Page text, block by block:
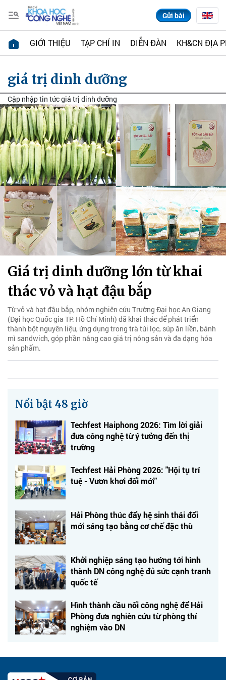
Gửi bài
GIỚI THIỆU TẠP CHÍ IN DIỄN ĐÀN KH&CN ĐỊA
giá trị dinh dưỡng
Cập nhập tin tức giá trị dinh dưỡng
Giá trị dinh dưỡng lớn từ khai
thác vỏ và hạt đậu bắp
Từ vỏ và hạt đậu bắp, nhóm nghiên cứu Trường Đại học An Giang
(Đại học Quốc gia TP. Hồ Chí Minh) đã khai thác để phát triển
thành bột nguyên liệu, ứng dụng trong trà túi lọc, súp ăn liền, bánh
mì sandwich, góp phần nâng cao giá trị nông sản và đa dạng hóa
sản phẩm.
Nổi bật 48 giờ
Techfest Haiphong 2026: Tìm lời giải
đưa công nghệ từ ý tưởng đến thị
trường
Techfest Hải Phòng 2026: "Hội tụ trí
tuệ - Vươn khơi đổi mới"
Hải Phòng thúc đẩy hệ sinh thái đổi
mới sáng tạo bằng cơ chế đặc thù
Khởi nghiệp sáng tạo hướng tới hình
thành DN công nghệ đủ sức cạnh tranh
quốc tế
Hình thành cầu nối công nghệ để Hải
Phòng đưa nghiên cứu từ phòng thí
nghiệm vào DN